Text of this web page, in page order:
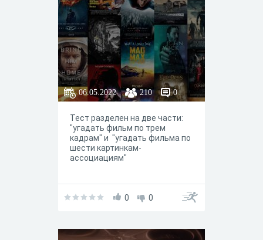
06.05.2022 210 0
Тест разделен на две части:
"угадать фильм по трем
кадрам" и "угадать фильма по
шести картинкам-
ассоциациям"
0 0